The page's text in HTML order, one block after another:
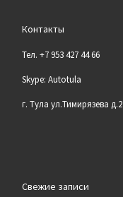
Контакты
Тел. +7 953 427 44 66
Skype: Autotula
г. Тула ул.Тимирязева д.2
Свежие записи